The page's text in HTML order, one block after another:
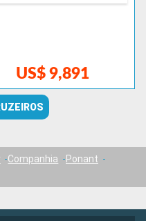
US$ 9,891
Companhia
Ponant